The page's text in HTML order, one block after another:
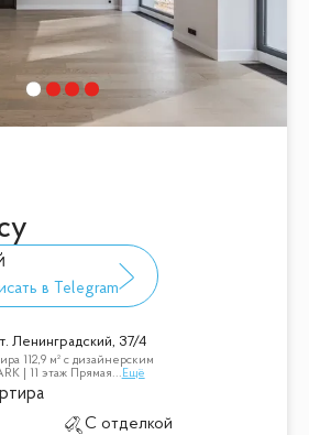
Ленинградский, 37/4
112,9 м² с дизайнерским
| 11 этаж Прямая... Ещё
С отделкой